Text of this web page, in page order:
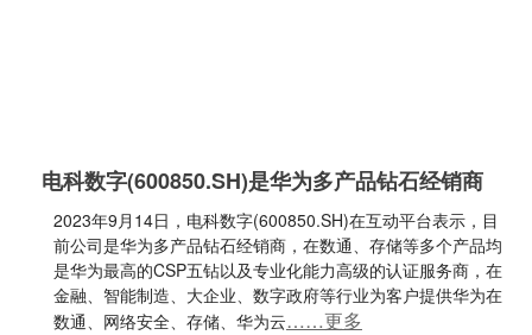
电科数字(600850.SH)是华为多产品钻石经销商
2023年9月14日，电科数字(600850.SH)在互动平台表示，目
前公司是华为多产品钻石经销商，在数通、存储等多个产品均
是华为最高的CSP五钻以及专业化能力高级的认证服务商，在
金融、智能制造、大企业、数字政府等行业为客户提供华为在
数通、网络安全、存储、华为云……更多